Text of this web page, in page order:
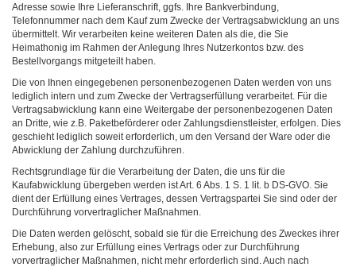
Adresse sowie Ihre Lieferanschrift, ggfs. Ihre Bankverbindung,
Telefonnummer nach dem Kauf zum Zwecke der Vertragsabwicklung an uns
übermittelt. Wir verarbeiten keine weiteren Daten als die, die Sie
Heimathonig im Rahmen der Anlegung Ihres Nutzerkontos bzw. des
Bestellvorgangs mitgeteilt haben.
Die von Ihnen eingegebenen personenbezogenen Daten werden von uns
lediglich intern und zum Zwecke der Vertragserfüllung verarbeitet. Für die
Vertragsabwicklung kann eine Weitergabe der personenbezogenen Daten
an Dritte, wie z.B. Paketbeförderer oder Zahlungsdienstleister, erfolgen. Dies
geschieht lediglich soweit erforderlich, um den Versand der Ware oder die
Abwicklung der Zahlung durchzuführen.
Rechtsgrundlage für die Verarbeitung der Daten, die uns für die
Kaufabwicklung übergeben werden ist Art. 6 Abs. 1 S. 1 lit. b DS-GVO. Sie
dient der Erfüllung eines Vertrages, dessen Vertragspartei Sie sind oder der
Durchführung vorvertraglicher Maßnahmen.
Die Daten werden gelöscht, sobald sie für die Erreichung des Zweckes ihrer
Erhebung, also zur Erfüllung eines Vertrags oder zur Durchführung
vorvertraglicher Maßnahmen, nicht mehr erforderlich sind. Auch nach